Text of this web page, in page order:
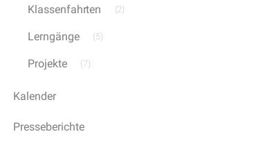
Klassenfahrten (2)
Lerngänge (5)
Projekte (7)
Kalender
Presseberichte